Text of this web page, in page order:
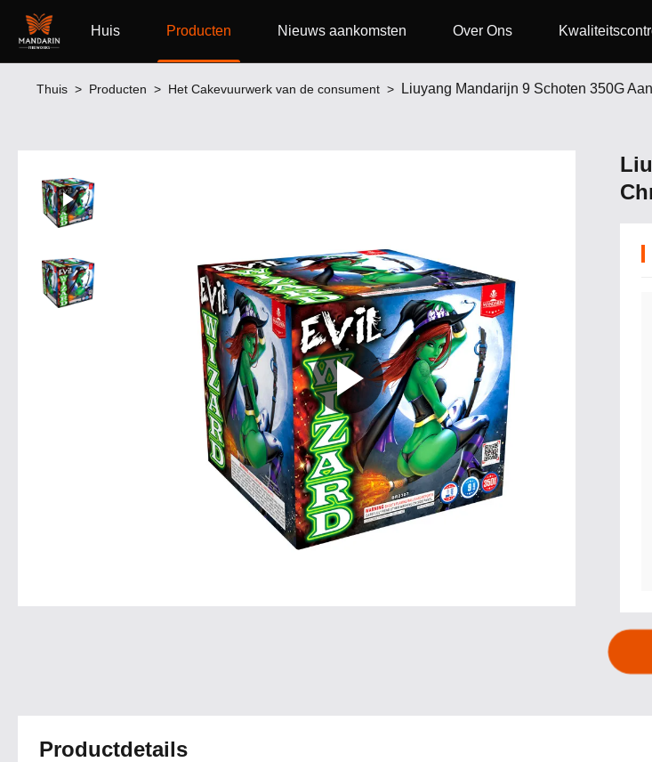
Huis Producten Nieuws aankomsten Over Ons
Thuis > Producten > Het Cakevuurwerk van de consument > Liuyang Mandarijn 9 Schoten 350G
Productdetails